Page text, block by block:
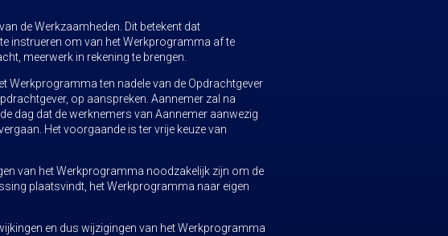
de Werkzaamheden. Dit betekent dat
instrueren om van het Werkprogramma af te
meerwerk in rekening te brengen.
Werkprogramma ten nadele van de Opdrachtgever
op aanspreken. Aannemer zal na
dag dat de werknemers van Aannemer aanwezig
Het voorgaande is ter vrije keuze van
van het Werkprogramma noodzakelijk zijn om de
plaatsvindt, het Werkprogramma naar eigen
en dus wijzigingen van het Werkprogramma